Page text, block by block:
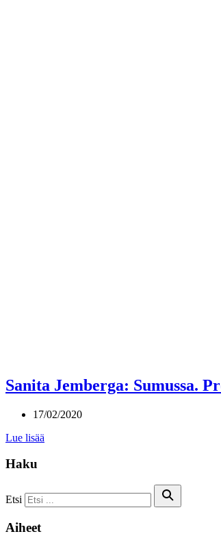
Sanita Jemberga: Sumussa.
17/02/2020
Lue lisää
Haku
Etsi
Aiheet